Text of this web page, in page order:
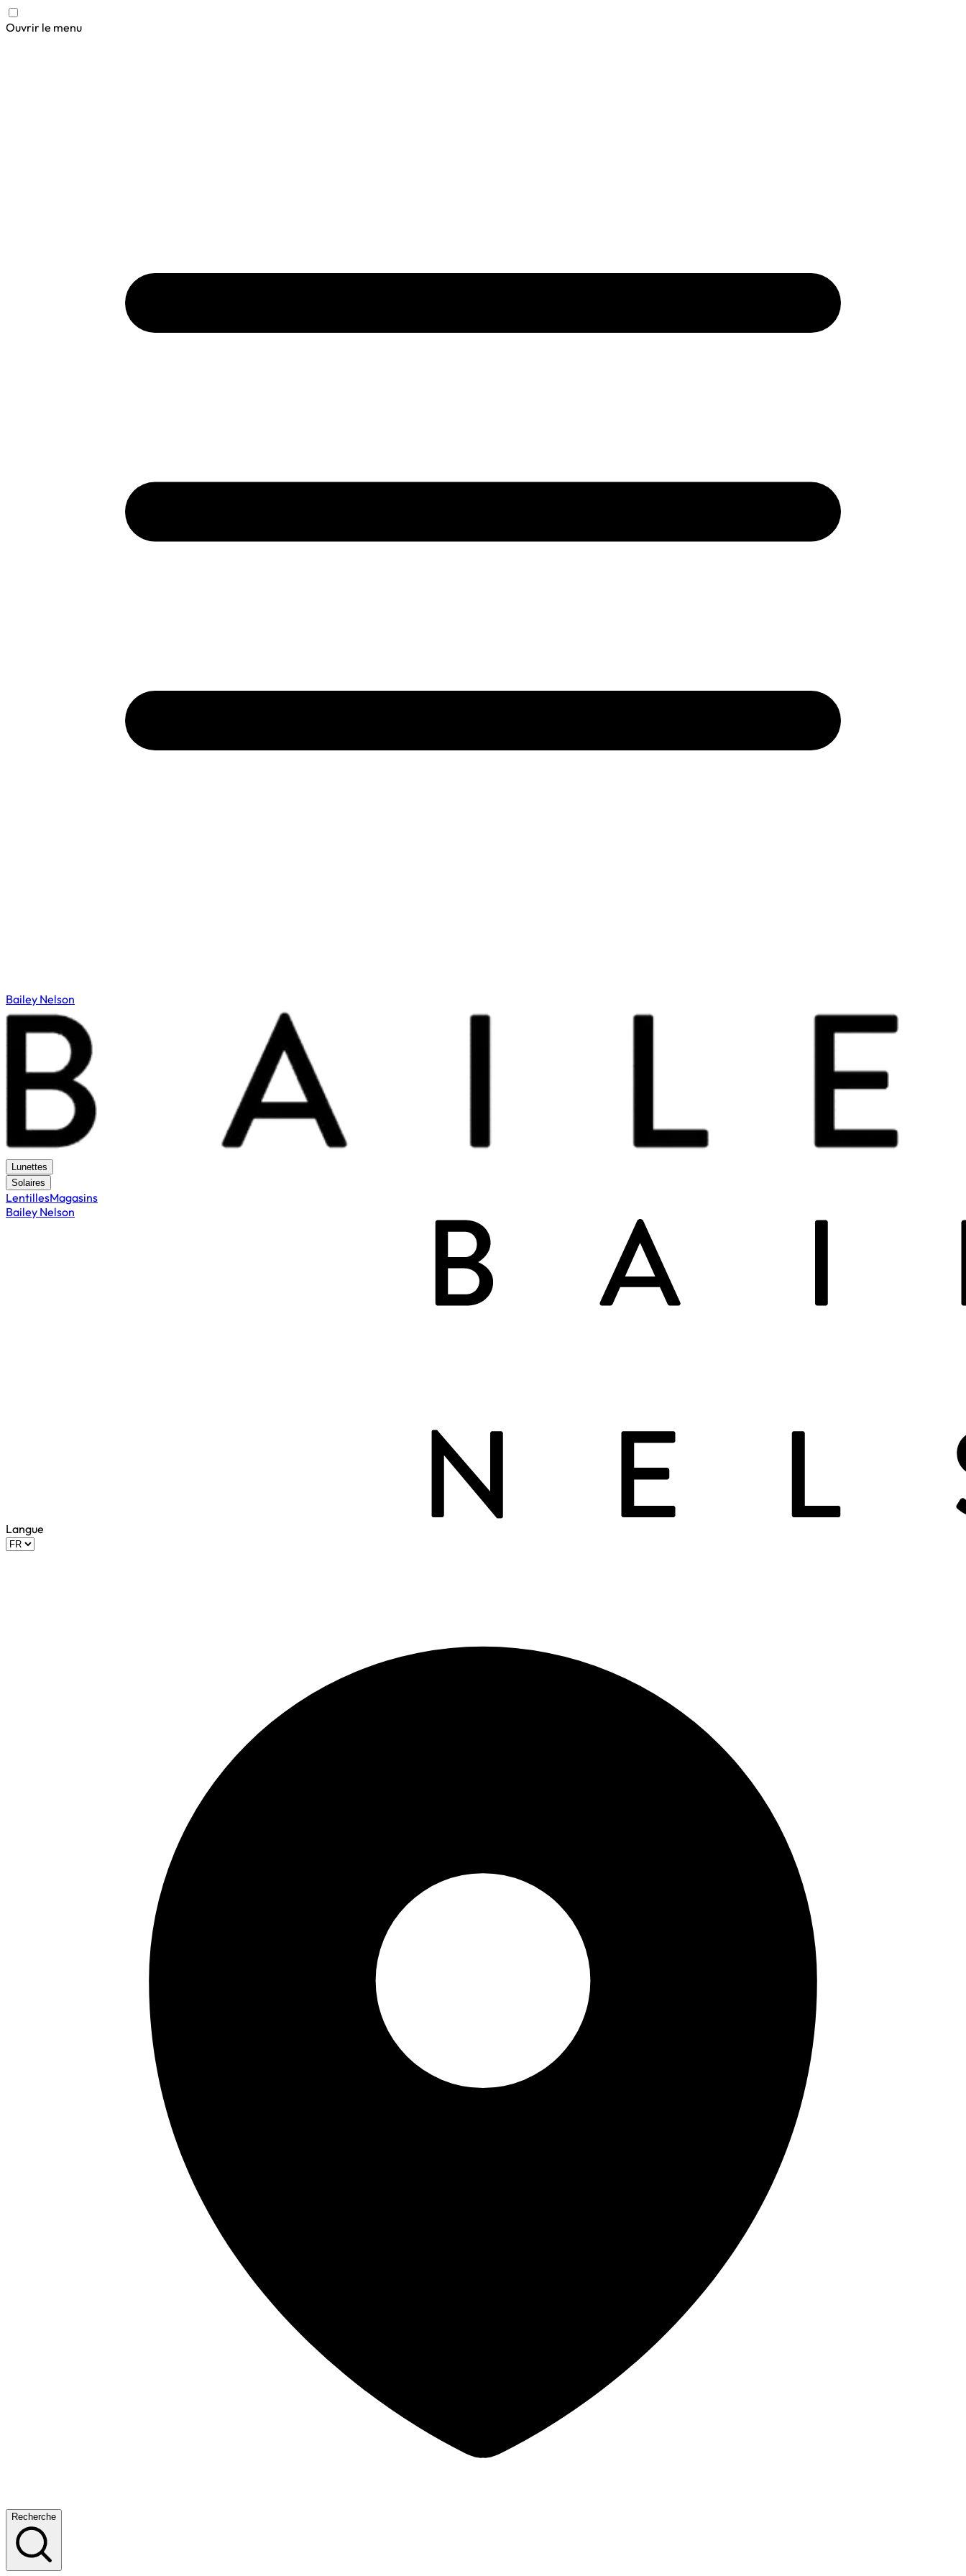
Ouvrir le menu
Bailey Nelson
Lunettes
Solaires
LentillesMagasins
Bailey Nelson
Langue
Recherche